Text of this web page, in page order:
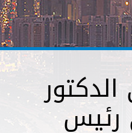
رئيس